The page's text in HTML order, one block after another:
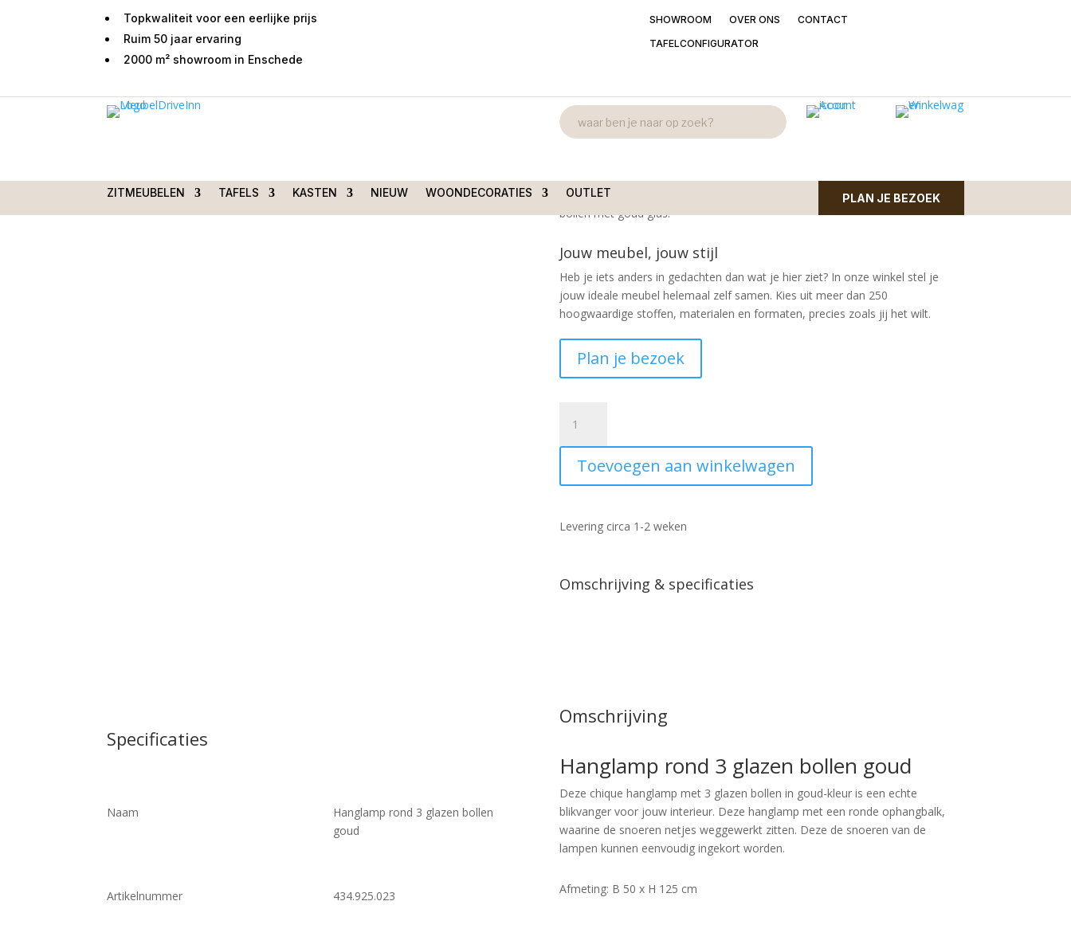
Topkwaliteit voor een eerlijke prijs
Ruim 50 jaar ervaring
2000 m² showroom in Enschede
SHOWROOM OVER ONS
CONTACT
TAFELCONFIGURATOR
ZITMEUBELEN TAFELS KASTEN NIEUW WOONDECORATIES OUTLET PLAN JE BEZOEK
goud
Exclusieve hanglamp met ronde ophangbalk in goudkleurig metaal en 3 glazen
bollen met goud glas.
Jouw meubel, jouw stijl
Heb je iets anders in gedachten dan wat je hier ziet? In onze winkel stel je
jouw ideale meubel helemaal zelf samen. Kies uit meer dan 250
hoogwaardige stoffen, materialen en formaten, precies zoals jij het wilt.
Plan je bezoek
rond
3
glazen
bollen
aantal
Toevoegen aan winkelwagen
Levering circa 1-2 weken
Omschrijving & specificaties
Specificaties
Naam
Hanglamp rond 3 glazen bollen
goud
Artikelnummer 434.925.023
Omschrijving
Hanglamp rond 3 glazen bollen goud
Deze chique hanglamp met 3 glazen bollen in goud-kleur is een echte
blikvanger voor jouw interieur. Deze hanglamp met een ronde ophangbalk,
waarine de snoeren netjes weggewerkt zitten. Deze de snoeren van de
lampen kunnen eenvoudig ingekort worden.
Afmeting: B 50 x H 125 cm